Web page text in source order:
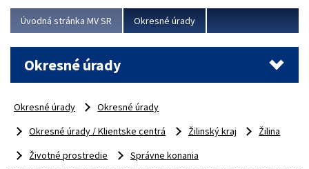
Viac
Úvodná stránka MV SR Okresné úrady
Okresné úrady
Okresné úrady
Okresné úrady
Okresné úrady / Klientske centrá
Žilinský kraj
Žilina
Životné prostredie
Správne konania